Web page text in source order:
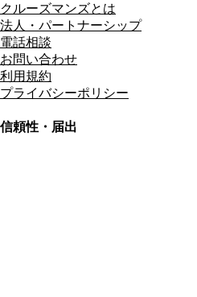
クルーズマンズとは
法人・パートナーシップ
電話相談
お問い合わせ
利用規約
プライバシーポリシー
信頼性・届出